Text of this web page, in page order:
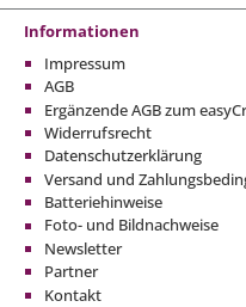
Informationen
Impressum
AGB
Ergänzende AGB zum
Widerrufsrecht
Datenschutzerklärung
Versand und
Batteriehinweise
Foto- und Bildnachweise
Newsletter
Partner
Kontakt